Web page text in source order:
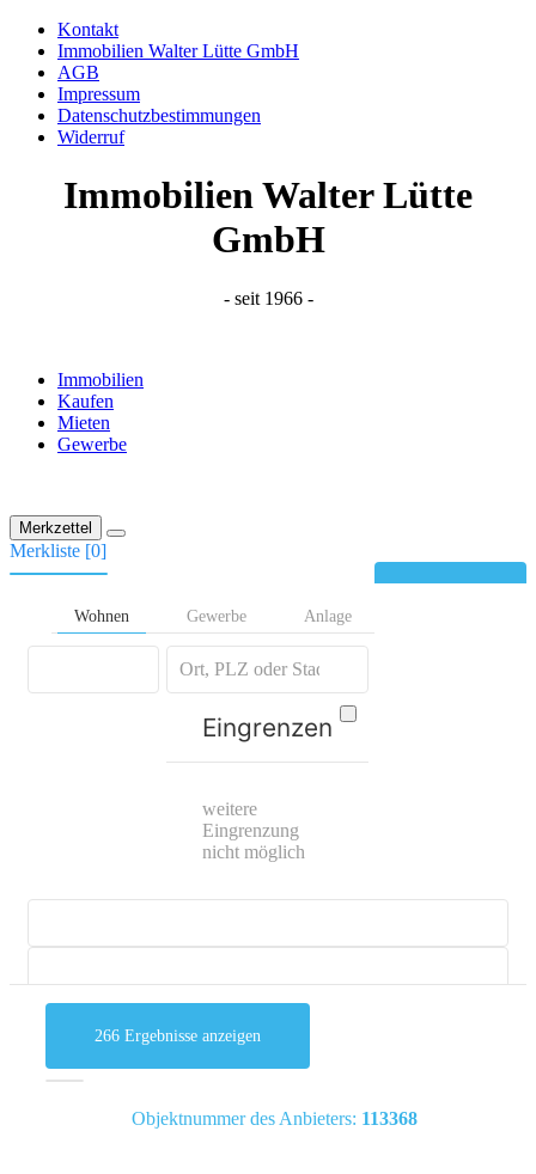
Kontakt
Immobilien Walter Lütte GmbH
AGB
Impressum
Datenschutzbestimmungen
Widerruf
Immobilien Walter Lütte
GmbH
- seit 1966 -
Immobilien
Kaufen
Mieten
Gewerbe
Merkzettel
Merkliste [0]
Wohnen
Gewerbe Anlage
Eingrenzen
weitere
Eingrenzung
nicht möglich
mehr Suchoptionen
266 Ergebnisse anzeigen
Objektnummer des Anbieters: 113368